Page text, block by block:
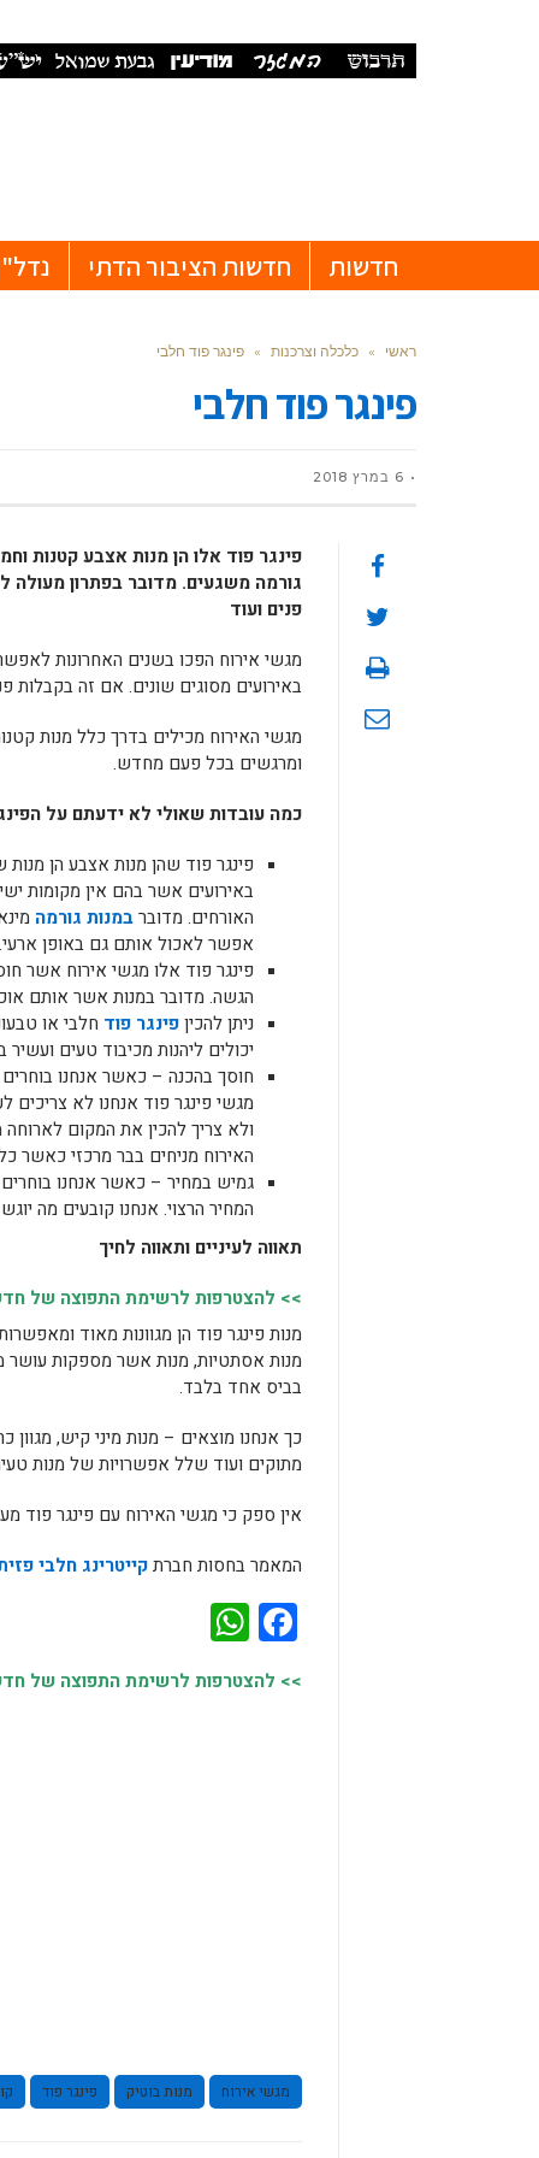
חדשות חדשות הציבור הדתי
ראשי » כלכלה וצרכנות » פינגר פוד חלבי
פינגר פוד חלבי
6 במרץ 2018
פינגר פוד אלו הן מנות אצבע קטנות
גורמה משגעים. מדובר בפתרון מעולה
פנים ועוד
מגשי אירוח הפכו בשנים האחרונות
באירועים מסוגים שונים. אם זה בקבלות
מגשי האירוח מכילים בדרך כלל מנות
ומרגשים בכל פעם מחדש.
כמה עובדות שאולי לא ידעתם על
פינגר פוד שהן מנות אצבע הן
באירועים אשר בהם אין מקומות
האורחים. מדוברבמנות גורמה
אפשר לאכול אותם גם באופן ארעי.
פינגר פוד אלו מגשי אירוח אשר
הגשה. מדובר במנות אשר אותם
ניתן להכיןפינגר פוד חלבי או
יכולים ליהנות מכיבוד טעים ועשיר
חוסך בהכנה – כאשר אנחנו
מגשי פינגר פוד אנחנו לא צריכים
ולא צריך להכין את המקום
האירוח מניחים בבר מרכזי כאשר
גמיש במחיר – כאשר אנחנו
המחיר הרצוי. אנחנו קובעים מה
תאווה לעיניים ותאווה לחיך
>> להצטרפות לרשימת התפוצה של
מנות פינגר פוד הן מגוונות מאוד
מנות אסתטיות, מנות אשר מספקות עושר
בביס אחד בלבד.
כך אנחנו מוצאים – מנות מיני קיש, מגוון
מתוקים ועוד שלל אפשרויות של מנות
אין ספק כי מגשי האירוח עם פינגר פוד
המאמר בחסות חברתקייטרינג חלבי
Facebook
>> להצטרפות לרשימת התפוצה של
מגשי אירוח מנות בוטיק פינגר פוד